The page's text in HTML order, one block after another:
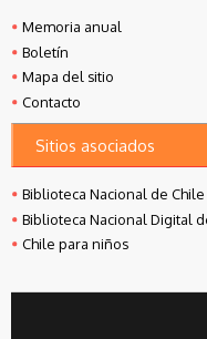
Memoria anual
Boletín
Mapa del sitio
Contacto
Sitios asociados
Biblioteca Nacional de Chile
Biblioteca Nacional Digital
Chile para niños